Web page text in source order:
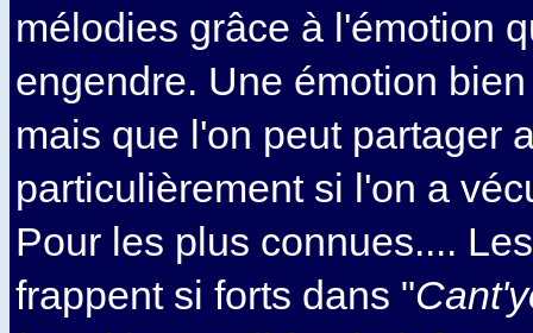
mélodies grâce à l'émotion
engendre. Une émotion
mais que l'on peut partager
particulièrement si l'on a
Pour les plus connues....
frappent si forts dans "